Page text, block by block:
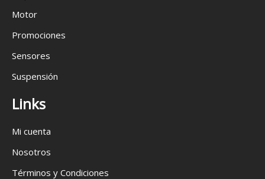
Motor
Promociones
Sensores
Suspensión
Links
Mi cuenta
Nosotros
Términos y Condiciones